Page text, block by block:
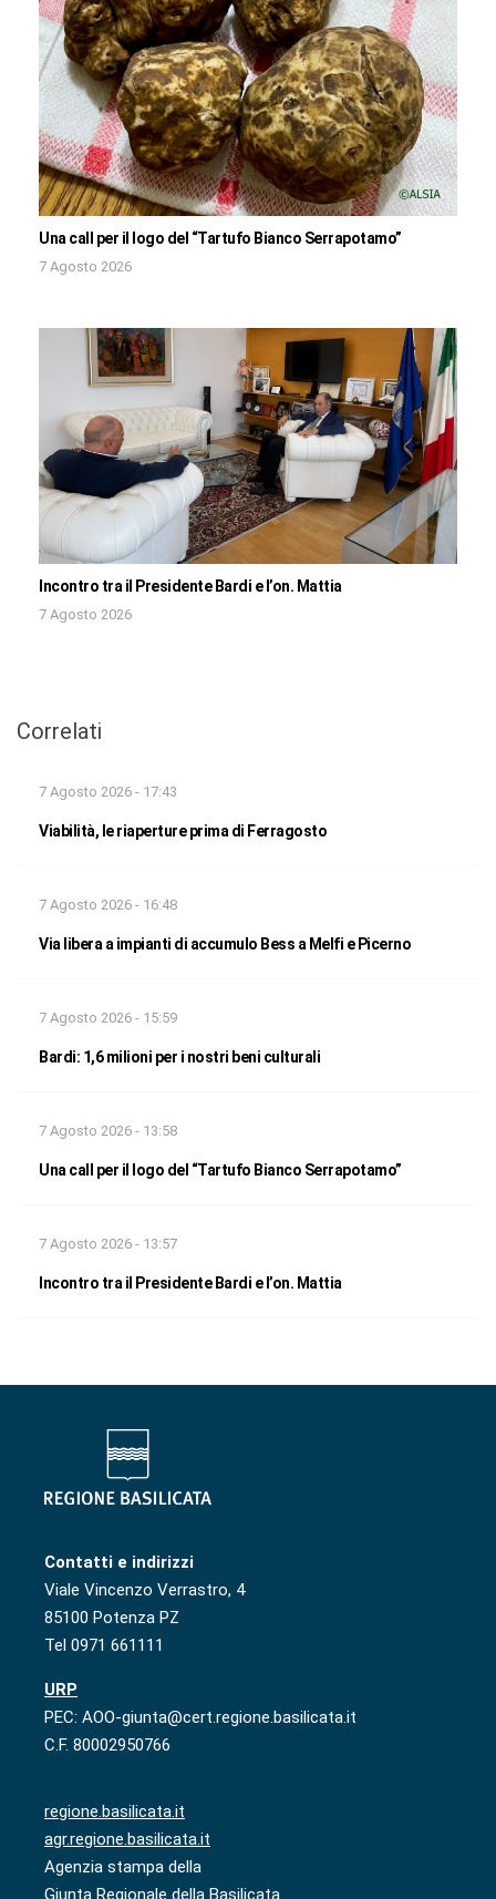
Una call per il logo del “Tartufo Bianco Serrapotamo”
7 Agosto 2026
Incontro tra il Presidente Bardi e l’on. Mattia
7 Agosto 2026
Correlati
7 Agosto 2026 - 17:43
Viabilità, le riaperture prima di Ferragosto
7 Agosto 2026 - 16:48
Via libera a impianti di accumulo Bess a Melfi e Picerno
7 Agosto 2026 - 15:59
Bardi: 1,6 milioni per i nostri beni culturali
7 Agosto 2026 - 13:58
Una call per il logo del “Tartufo Bianco Serrapotamo”
7 Agosto 2026 - 13:57
Incontro tra il Presidente Bardi e l’on. Mattia
Contatti e indirizzi
Viale Vincenzo Verrastro, 4
85100 Potenza PZ
Tel 0971 661111
URP
PEC: AOO-giunta@cert.regione.basilicata.it
C.F. 80002950766
regione.basilicata.it
agr.regione.basilicata.it
Agenzia stampa della
Giunta Regionale della Basilicata